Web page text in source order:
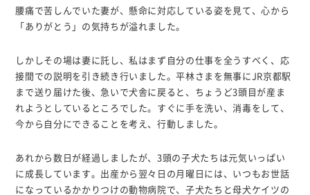
腰痛で苦しんでいた妻が、懸命に対応している姿を見て、心から
「ありがとう」の気持ちが溢れました。
しかしその場は妻に託し、私はまず自分の仕事を全うすべく、応
接間での説明を引き続き行いました。平林さまを無事にJR京都駅
まで送り届けた後、急いで犬舎に戻ると、ちょうど3頭目が産ま
れようとしているところでした。すぐに手を洗い、消毒をして、
今から自分にできることを考え、行動しました。
あれから数日が経過しましたが、3頭の子犬たちは元気いっぱい
に成長しています。出産から翌々日の月曜日には、いつもお世話
になっているかかりつけの動物病院で、子犬たちと母犬ケイツの